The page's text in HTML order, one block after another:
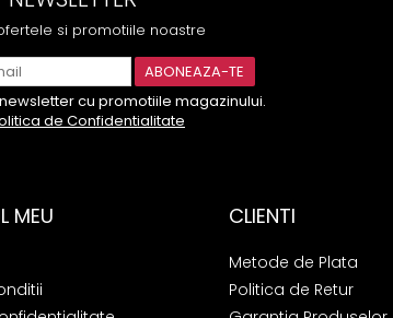
si promotiile noastre
cu promotiile magazinului.
de Confidentialitate
MEU CLIENTI
Metode de Plata
Politica de Retur